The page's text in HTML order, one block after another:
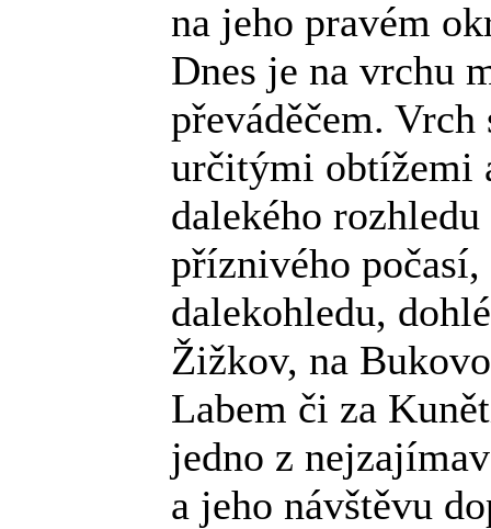
na jeho pravém
Dnes je na vrchu
převáděčem.
určitými obtížemi
dalekého
příznivého
dalekohledu,
Žižkov, na
Labem či za
jedno z
a jeho návštěvu